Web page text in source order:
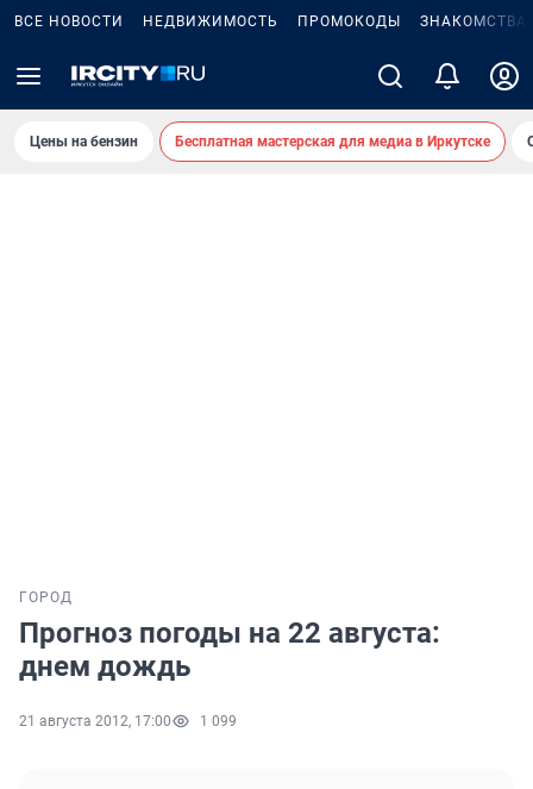
ВСЕ НОВОСТИ НЕДВИЖИМОСТЬ ПРОМОКОДЫ ЗНАКОМСТВА
Цены на бензин Бесплатная мастерская для медиа в Иркутске
ГОРОД
Прогноз погоды на 22 августа:
днем дождь
21 августа 2012, 17:00 1 099